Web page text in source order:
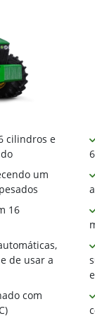
cilindros e
um
16
de usar a
com